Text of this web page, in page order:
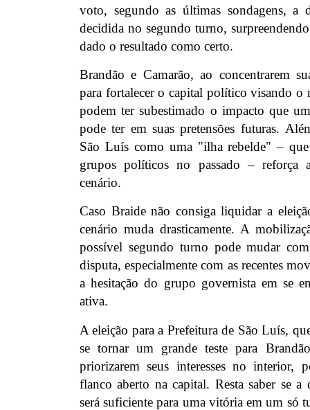
voto, segundo as últimas sondagens, a
decidida no segundo turno,
dado o resultado como certo.
Brandão e Camarão, ao concentrarem
para fortalecer o capital político visando o
podem ter subestimado o impacto que
pode ter em suas pretensões futuras.
São Luís como uma "ilha rebelde" –
grupos políticos no passado – reforça
cenário.
Caso Braide não consiga liquidar a
cenário muda drasticamente. A
possível segundo turno pode mudar
disputa, especialmente com as recentes
a hesitação do grupo governista em se
ativa.
A eleição para a Prefeitura de São Luís,
se tornar um grande teste para
priorizarem seus interesses no interior,
flanco aberto na capital. Resta saber se a
será suficiente para uma vitória em um só